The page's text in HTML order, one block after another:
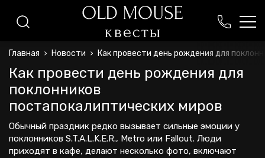
oldmouseminsk@gmail.com
ежедневно с 9:00 до 22:30
Главная Новости Как провести день рождения для
Как провести день рождения для
поклонников
постапокалиптических миров
Обычный праздник редко вызывает сильные эмоции у
поклонников S.T.A.L.K.E.R., Metro или Fallout. Люди
приходят в кафе, делают несколько фото, включают